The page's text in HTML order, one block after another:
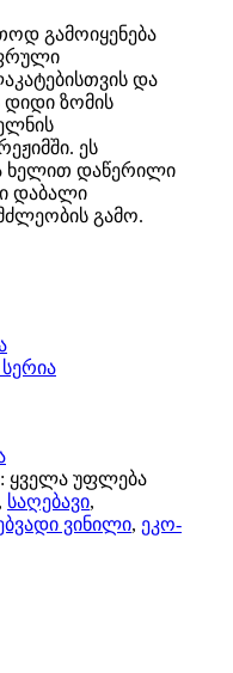
გამოიყენება
და
დიდი ზომის
ეს
ხელით დაწერილი
დაბალი
გამო.
ყველა უფლება
, საღებავი,
ვინილი, ეკო-